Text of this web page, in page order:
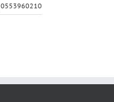
0553960210